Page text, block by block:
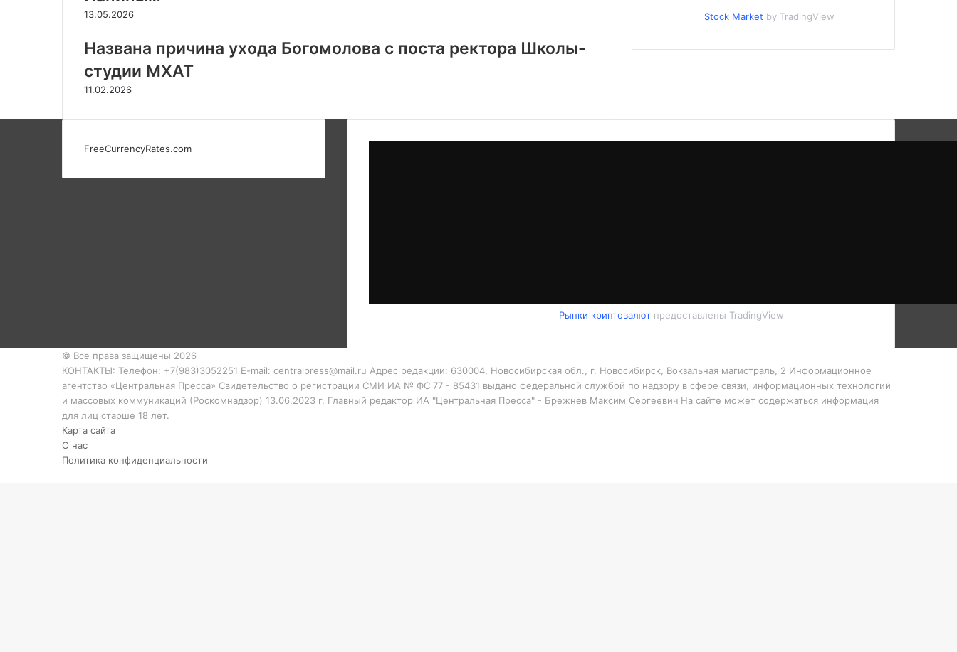
13.05.2026
Названа причина ухода Богомолова с поста ректора Школы-
студии МХАТ
11.02.2026
Stock Market by TradingView
FreeCurrencyRates.com
Рынки криптовалютпредоставлены TradingView
© Все права защищены 2026
КОНТАКТЫ: Телефон: +7(983)3052251 E-mail: centralpress@mail.ru Адрес редакции: 630004, Новосибирская обл., г. Новосибирск, Вокзальная магистраль, 2 Информационное
агентство «Центральная Пресса» Свидетельство о регистрации СМИ ИА № ФС 77 - 85431 выдано федеральной службой по надзору в сфере связи, информационных технологий
и массовых коммуникаций (Роскомнадзор) 13.06.2023 г. Главный редактор ИА "Центральная Пресса" - Брежнев Максим Сергеевич На сайте может содержаться информация
для лиц старше 18 лет.
Карта сайта
О нас
Политика конфиденциальности